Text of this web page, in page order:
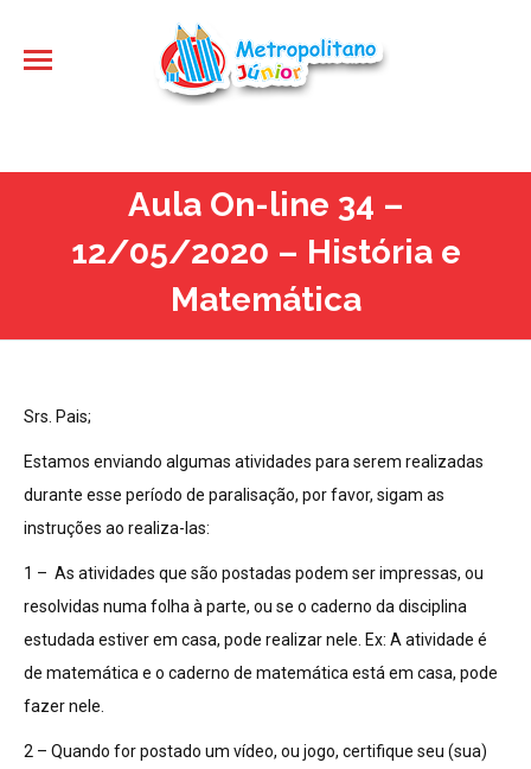
Aula On-line 34 –
12/05/2020 – História e
Matemática
Srs. Pais;
Estamos enviando algumas atividades para serem realizadas
durante esse período de paralisação, por favor, sigam as
instruções ao realiza-las:
1 – As atividades que são postadas podem ser impressas, ou
resolvidas numa folha à parte, ou se o caderno da disciplina
estudada estiver em casa, pode realizar nele. Ex: A atividade é
de matemática e o caderno de matemática está em casa, pode
fazer nele.
2 – Quando for postado um vídeo, ou jogo, certifique seu (sua)